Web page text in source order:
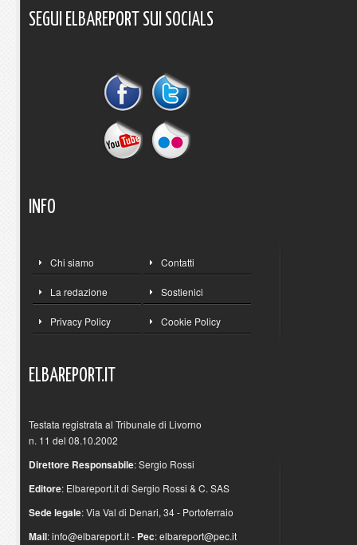
SEGUI ELBAREPORT SUI SOCIALS
INFO
Chi siamo Contatti
La redazione Sostienici
Privacy Policy Cookie Policy
ELBAREPORT.IT
Testata registrata al Tribunale di Livorno
n. 11 del 08.10.2002
Direttore Responsabile: Sergio Rossi
Editore: Elbareport.it di Sergio Rossi & C. SAS
Sede legale: Via Val di Denari, 34 - Portoferraio
Mail:info@elbareport.it- Pec:elbareport@pec.it